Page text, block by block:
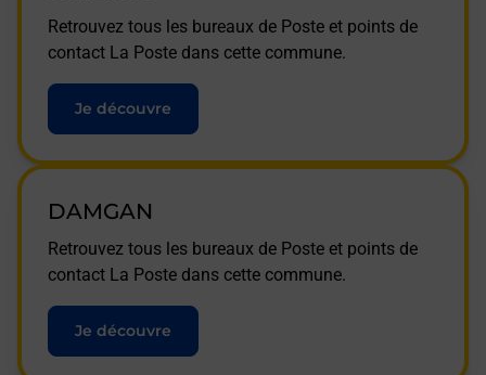
Retrouvez tous les bureaux de Poste et points de
contact La Poste dans cette commune.
Je découvre
DAMGAN
Retrouvez tous les bureaux de Poste et points de
contact La Poste dans cette commune.
Je découvre